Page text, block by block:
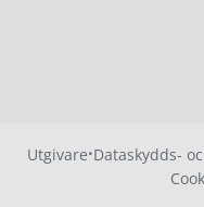
Utgivare·Dataskydds-